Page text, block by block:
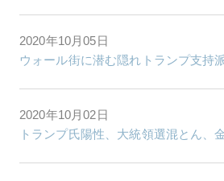
2020年10月05日
ウォール街に潜む隠れトランプ支持
2020年10月02日
トランプ氏陽性、大統領選混とん、